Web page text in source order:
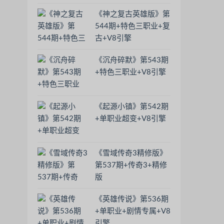
《神之复古英雄版》第
544期+特色三职业+复
古+V8引擎
《沉舟碎默》第543期
+特色三职业+V8引擎
《起源小镇》第542期
+单职业超变+V8引擎
《雪域传奇3精修版》
第537期+传奇3+精修
版
《英雄传说》第536期
+单职业+剧情专属+V8